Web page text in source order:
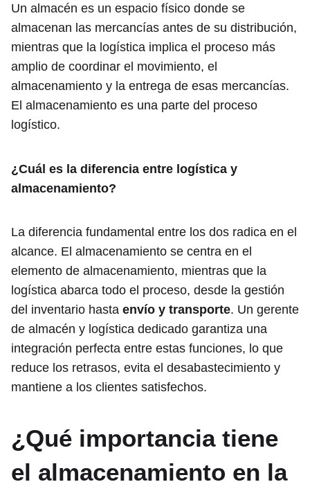
Un almacén es un espacio físico donde se
almacenan las mercancías antes de su distribución,
mientras que la logística implica el proceso más
amplio de coordinar el movimiento, el
almacenamiento y la entrega de esas mercancías.
El almacenamiento es una parte del proceso
logístico.
¿Cuál es la diferencia entre logística y
almacenamiento?
La diferencia fundamental entre los dos radica en el
alcance. El almacenamiento se centra en el
elemento de almacenamiento, mientras que la
logística abarca todo el proceso, desde la gestión
del inventario hasta envío y transporte. Un gerente
de almacén y logística dedicado garantiza una
integración perfecta entre estas funciones, lo que
reduce los retrasos, evita el desabastecimiento y
mantiene a los clientes satisfechos.
¿Qué importancia tiene
el almacenamiento en la